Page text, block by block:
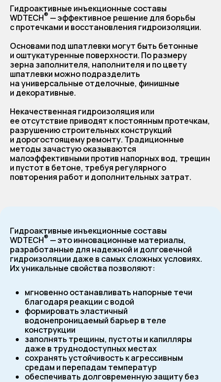
Гидроактивные инъекционные составы
WDTECH® — эффективное решение для борьбы
с протечками и восстановления гидроизоляции.
Основами под шпатлевки могут быть бетонные
и оштукатуренные поверхности. По размеру
зерна заполнителя, наполнителя и по цвету
шпатлевки можно подразделить
на универсальные отделочные, финишные
и декоративные.
Некачественная гидроизоляция или
ее отсутствие приводят к постоянным протечкам,
разрушению строительных конструкций
и дорогостоящему ремонту. Традиционные
методы зачастую оказываются
малоэффективными против напорных вод, трещин
и пустот в бетоне, требуя регулярного
повторения работ и дополнительных затрат.
Гидроактивные инъекционные составы
WDTECH® — это инновационные материалы,
разработанные для надежной и долговечной
гидроизоляции даже в самых сложных условиях.
Их уникальные свойства позволяют:
мгновенно останавливать напорные течи
благодаря реакции с водой
формировать эластичный
водонепроницаемый барьер в теле
конструкции
заполнять трещины, пустоты и капилляры
даже в труднодоступных местах
сохранять устойчивость к агрессивным
средам и перепадам температур
обеспечивать долговременную защиту без